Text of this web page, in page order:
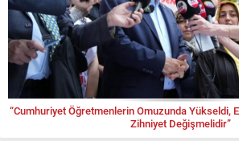
“Cumhuriyet Öğretmenlerin Omuzunda Yükseldi,
Zihniyet Değişmelidir”